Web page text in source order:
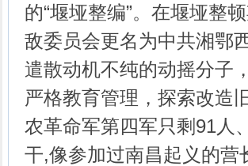
的“堰垭整编”。在堰垭整
敌委员会更名为中共湘鄂
遣散动机不纯的动摇分子
严格教育管理，探索改造
农革命军第四军只剩91人
干,像参加过南昌起义的